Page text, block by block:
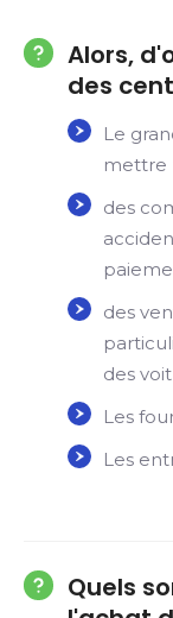
Alors,
des
Le
mettre
des
des
des
Les
Les
Quels